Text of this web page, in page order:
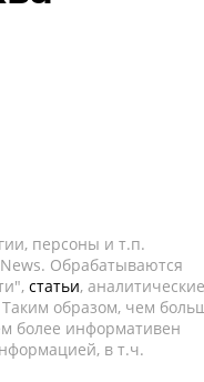
персоны и т.п.
Обрабатываются
статьи, аналитические
образом, чем
более информативен
в т.ч.